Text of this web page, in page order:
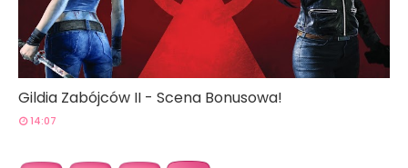
Gildia Zabójców II - Scena Bonusowa!
14:07